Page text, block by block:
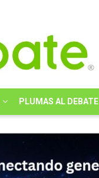
PLUMAS AL DEBATE